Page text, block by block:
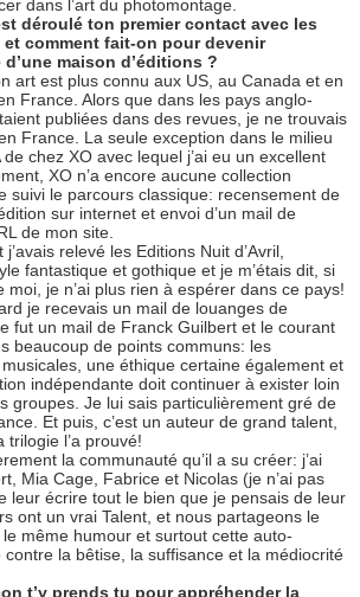
dans l’art du photomontage.
déroulé ton premier contact avec les
et comment fait-on pour devenir
maison d’éditions ?
art est plus connu aux US, au Canada et en
France. Alors que dans les pays anglo-
publiées dans des revues, je ne trouvais
France. La seule exception dans le milieu
de chez XO avec lequel j’ai eu un excellent
XO n’a encore aucune collection
suivi le parcours classique: recensement de
sur internet et envoi d’un mail de
de mon site.
relevé les Editions Nuit d’Avril,
fantastique et gothique et je m’étais dit, si
moi, je n’ai plus rien à espérer dans ce pays!
je recevais un mail de louanges de
fut un mail de Franck Guilbert et le courant
beaucoup de points communs: les
une éthique certaine également et
indépendante doit continuer à exister loin
groupes. Je lui sais particulièrement gré de
Et puis, c’est un auteur de grand talent,
trilogie l’a prouvé!
la communauté qu’il a su créer: j’ai
Mia Cage, Fabrice et Nicolas (je n’ai pas
leur écrire tout le bien que je pensais de leur
ont un vrai Talent, et nous partageons le
même humour et surtout cette auto-
la bêtise, la suffisance et la médiocrité
t’y prends tu pour appréhender la